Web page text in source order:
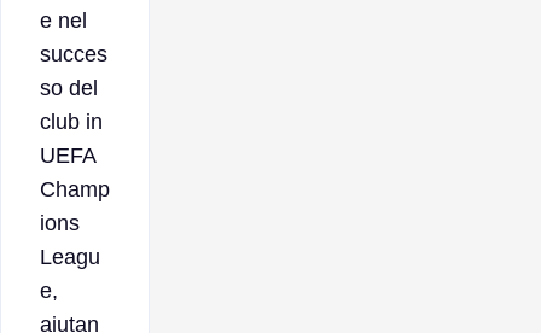
e nel
succes
so del
club in
UEFA
Champ
ions
Leagu
e,
aiutan